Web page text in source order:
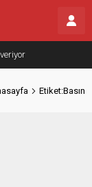
Etiket:Basın